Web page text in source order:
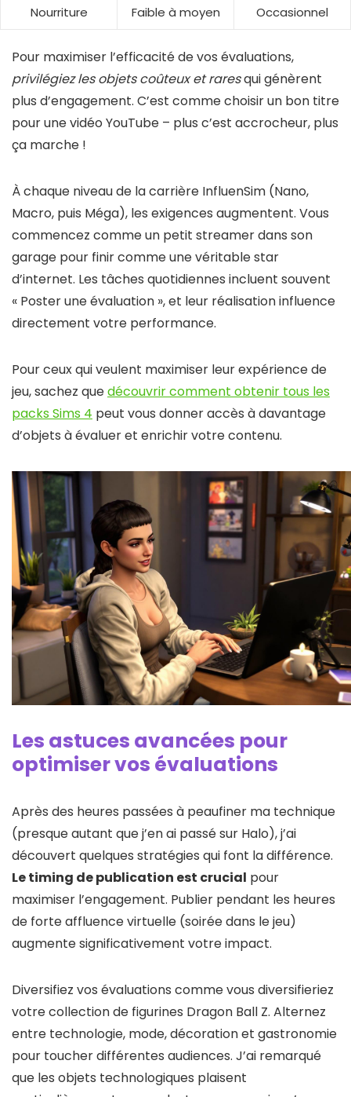
Nourriture Faible à moyen Occasionnel
Pour maximiser l’efficacité de vos évaluations,
privilégiez les objets coûteux et raresqui génèrent
plus d’engagement. C’est comme choisir un bon titre
pour une vidéo YouTube – plus c’est accrocheur, plus
ça marche !
À chaque niveau de la carrière InfluenSim (Nano,
Macro, puis Méga), les exigences augmentent. Vous
commencez comme un petit streamer dans son
garage pour finir comme une véritable star
d’internet. Les tâches quotidiennes incluent souvent
« Poster une évaluation », et leur réalisation influence
directement votre performance.
Pour ceux qui veulent maximiser leur expérience de
jeu, sachez quedécouvrir comment obtenir tous les
packs Sims 4 peut vous donner accès à davantage
d’objets à évaluer et enrichir votre contenu.
Les astuces avancées pour
optimiser vos évaluations
Après des heures passées à peaufiner ma technique
(presque autant que j’en ai passé sur Halo), j’ai
découvert quelques stratégies qui font la différence.
Le timing de publication est crucial pour
maximiser l’engagement. Publier pendant les heures
de forte affluence virtuelle (soirée dans le jeu)
augmente significativement votre impact.
Diversifiez vos évaluations comme vous diversifieriez
votre collection de figurines Dragon Ball Z. Alternez
entre technologie, mode, décoration et gastronomie
pour toucher différentes audiences. J’ai remarqué
que les objets technologiques plaisent